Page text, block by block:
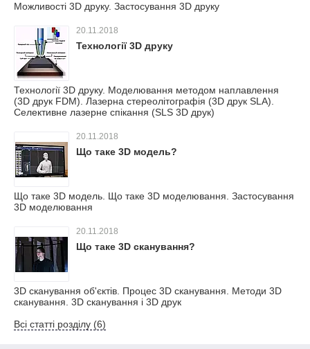
Можливості 3D друку. Застосування 3D друку
20.11.2018
Технології 3D друку
Технології 3D друку. Моделювання методом наплавлення
(3D друк FDM). Лазерна стереолітографія (3D друк SLA).
Селективне лазерне спікання (SLS 3D друк)
20.11.2018
Що таке 3D модель?
Що таке 3D модель. Що таке 3D моделювання. Застосування
3D моделювання
20.11.2018
Що таке 3D сканування?
3D сканування об'єктів. Процес 3D сканування. Методи 3D
сканування. 3D сканування і 3D друк
Всі статті розділу (6)